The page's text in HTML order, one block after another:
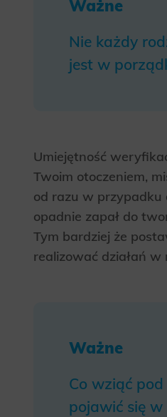
Ważne
Nie każdy
jest w
Umiejętność
Twoim otoczeniem,
od razu w przypadku
opadnie zapał do
Tym bardziej że
realizować działań
Ważne
Co wziąć
pojawić się w